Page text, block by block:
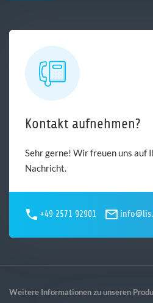
Kontakt aufnehmen?
Sehr gerne! Wir freuen uns auf
Nachricht.
+49 2571 92901
Weitere Informationen zu unseren